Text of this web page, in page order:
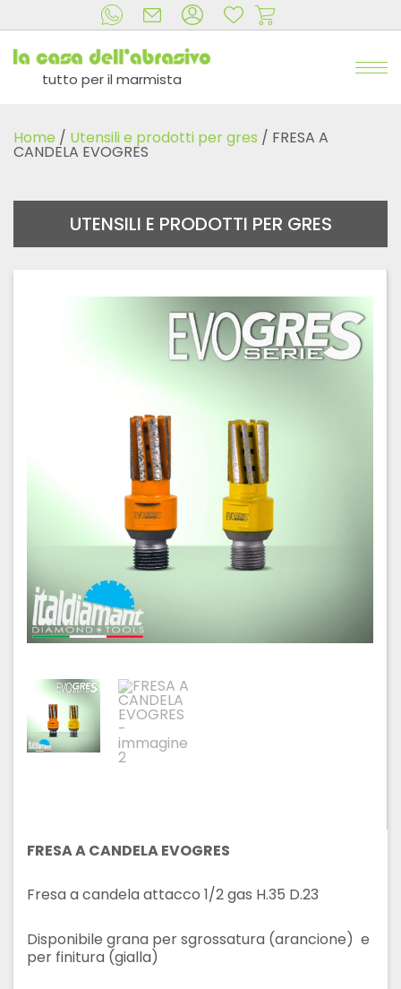
tutto per il marmista
Home / Utensili e prodotti per gres / FRESA A
CANDELA EVOGRES
UTENSILI E PRODOTTI PER GRES
FRESA A CANDELA EVOGRES
Fresa a candela attacco 1/2 gas H.35 D.23
Disponibile grana per sgrossatura (arancione) e
per finitura (gialla)